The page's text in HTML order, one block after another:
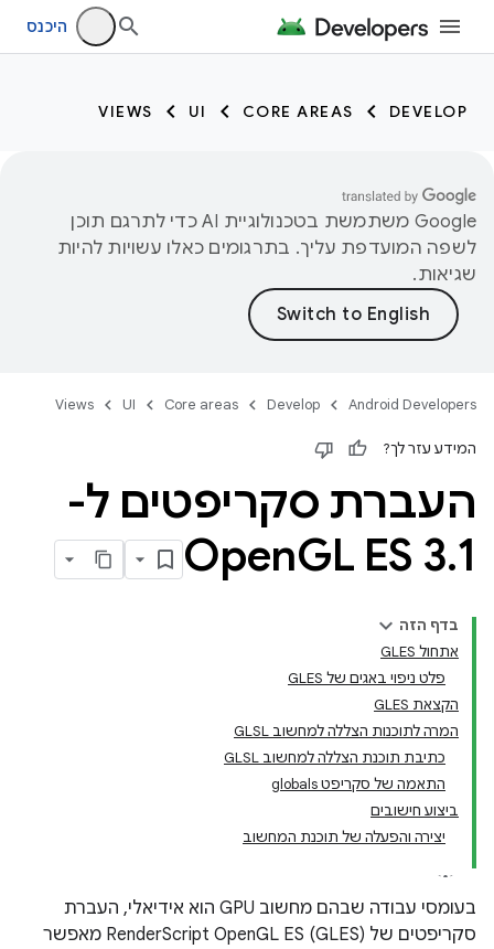
היכנס
DEVELOP
CORE AREAS
UI
VIEWS
‫Google משתמשת בטכנולוגיית AI כדי לתרגם תוכן
לשפה המועדפת עליך. בתרגומים כאלו עשויות להיות
שגיאות.
Android Developers
Develop
Core areas
UI
Views
המידע עזר לך?
העברת סקריפטים ל-
OpenGL ES 3.1
בדף הזה
אתחול GLES
פלט ניפוי באגים של GLES
הקצאת GLES
המרה לתוכנות הצללה למחשוב GLSL
כתיבת תוכנת הצללה למחשוב GLSL
התאמה של סקריפט globals
ביצוע חישובים
יצירה והפעלה של תוכנת המחשוב
בעומסי עבודה שבהם מחשוב GPU הוא אידיאלי, העברת
סקריפטים של RenderScript OpenGL ES (GLES) מאפשר